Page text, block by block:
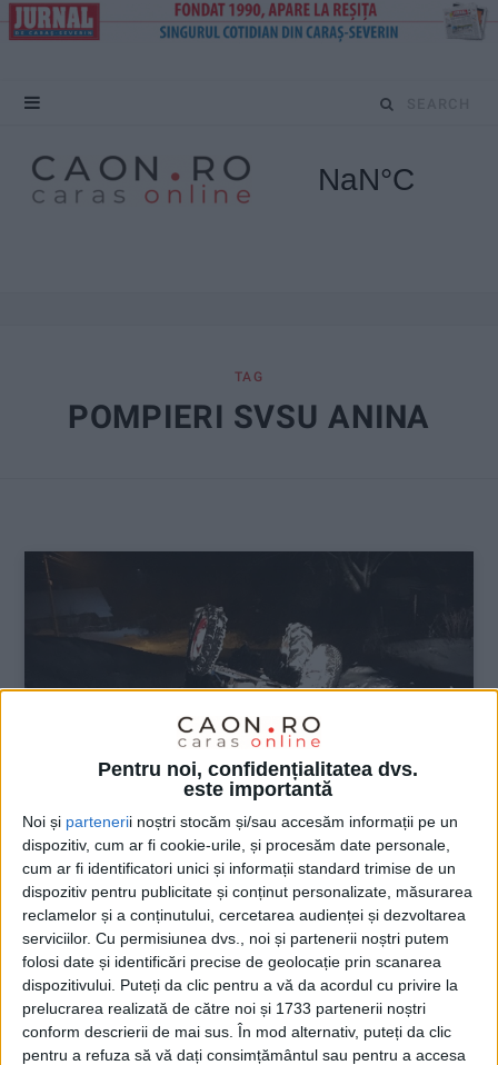
Pentru noi, confidențialitatea dvs.
este importantă
Noi și partenerii noștri stocăm și/sau accesăm informații pe un
dispozitiv, cum ar fi cookie-urile, și procesăm date personale,
cum ar fi identificatori unici și informații standard trimise de un
dispozitiv pentru publicitate și conținut personalizate, măsurarea
reclamelor și a conținutului, cercetarea audienței și dezvoltarea
serviciilor. Cu permisiunea dvs., noi și partenerii noștri putem
folosi date și identificări precise de geolocație prin scanarea
dispozitivului. Puteți da clic pentru a vă da acordul cu privire la
prelucrarea realizată de către noi și 1733 partenerii noștri
conform descrierii de mai sus. În mod alternativ, puteți da clic
pentru a refuza să vă dați consimțământul sau pentru a accesa
S
TAG
POMPIERI SVSU ANINA
ŞTIRILE JUDEŢULUI CARAŞ-SEVERIN
A murit prins sub tractor
18 MARTIE 2021, 11:29 AM 1 MINUT DE CITIRE
ANINA – Un bărbat de 52 de ani din Anina şi-a pierdut viaţa în
urma unui grav accident rutier produs azi noapte, în jurul orei
23.20, pe strada Cuza Vodă din Anina!